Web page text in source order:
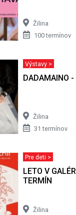
Žilina
100 termínov
Výstavy >
DADAMAINO
Žilina
31 termínov
Pre deti >
LETO V
TERMÍN
Žilina